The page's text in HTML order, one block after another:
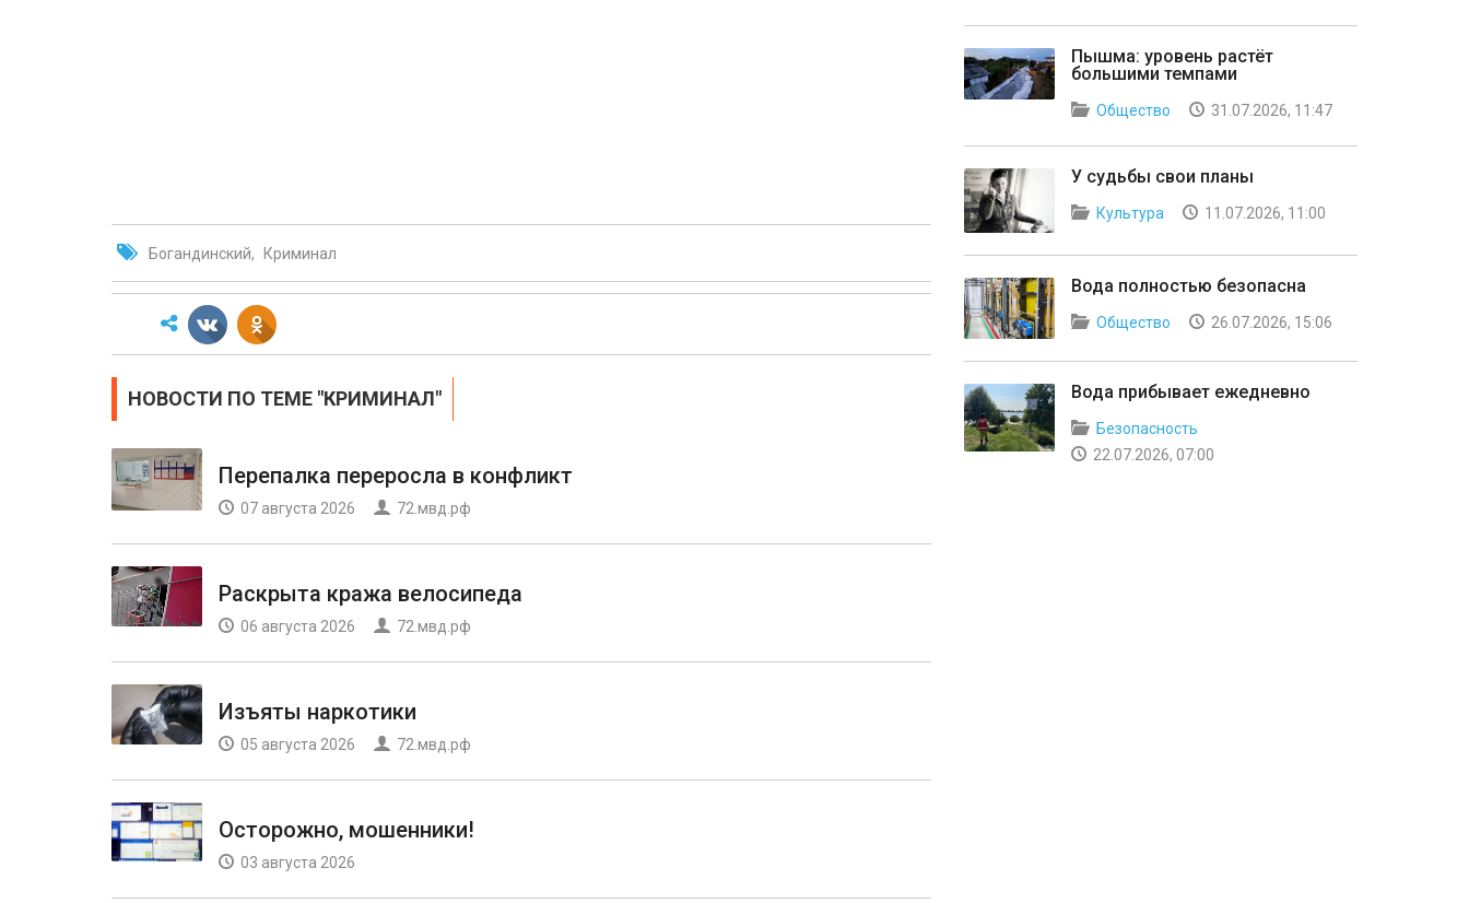
Богандинский Криминал
НОВОСТИ ПО ТЕМЕ "КРИМИНАЛ"
Перепалка переросла в конфликт
07 августа 2026 72.мвд.рф
Раскрыта кража велосипеда
06 августа 2026 72.мвд.рф
Изъяты наркотики
05 августа 2026 72.мвд.рф
Осторожно, мошенники!
03 августа 2026
Пышма: уровень растёт
большими темпами
Общество 31.07.2026, 11:47
У судьбы свои планы
Культура 11.07.2026, 11:00
Вода полностью безопасна
Общество 26.07.2026, 15:06
Вода прибывает ежедневно
Безопасность
22.07.2026, 07:00